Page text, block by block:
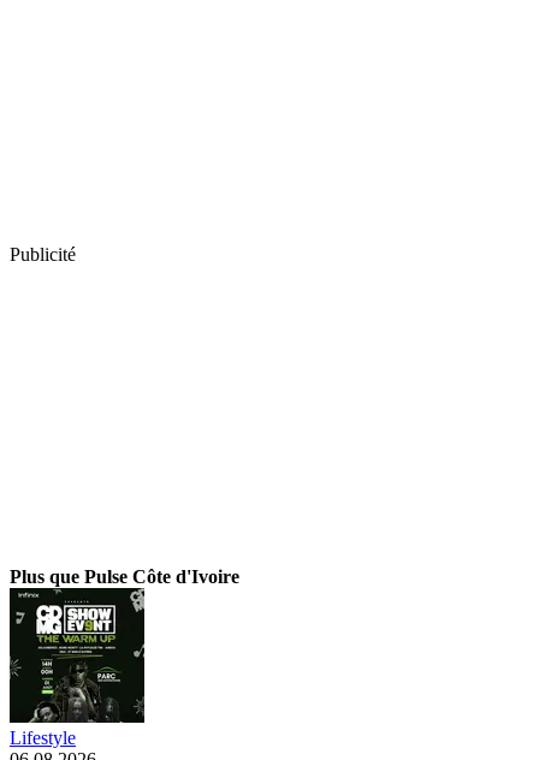
Publicité
Plus que Pulse Côte d'Ivoire
Lifestyle